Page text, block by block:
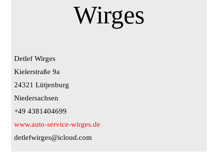
Wirges
Detlef Wirges
Kielerstraße 9a
24321 Lütjenburg
Niedersachsen
+49 4381404699
www.auto-service-wirges.de
detlefwirges@icloud.com